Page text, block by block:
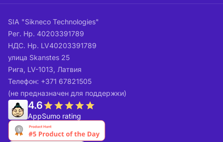
SIA "Sikneco Technologies"
Рег. Нр. 40203391789
НДС. Нр. LV40203391789
улица Skanstes 25
Рига, LV-1013, Латвия
Телефон: +371 67821505
(не предназначен для поддержки)
4.6
AppSumo rating